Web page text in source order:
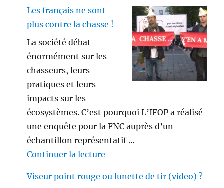
Les français ne sont
plus contre la chasse !
La société débat
énormément sur les
chasseurs, leurs
pratiques et leurs
impacts sur les
écosystèmes. C’est pourquoi L’IFOP a réalisé
une enquête pour la FNC auprès d’un
échantillon représentatif …
Continuer la lecture
Viseur point rouge ou lunette de tir (video) ?